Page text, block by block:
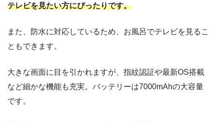
テレビを見たい方にぴったりです。
また、防水に対応しているため、お風呂でテレビを見るこ
ともできます。
大きな画面に目を引かれますが、指紋認証や最新OS搭載
など細かな機能も充実。バッテリーは7000mAhの大容量
です。